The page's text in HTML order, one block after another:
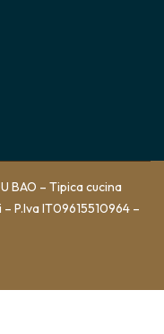
BAO – Tipica cucina
P.Iva IT09615510964 –